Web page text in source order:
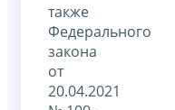
также
Федерального
закона
от
20.04.2021